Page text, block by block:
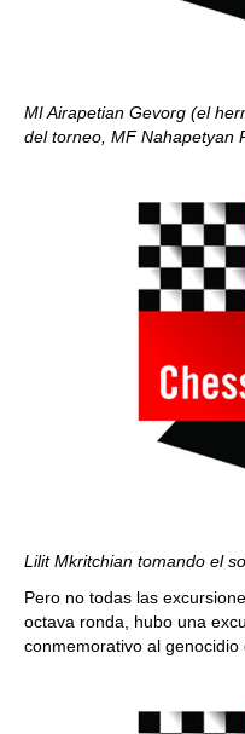
MI Airapetian Gevorg (el
del torneo, MF Nahapetyan
Lilit Mkritchian tomando el
Pero no todas las
octava ronda, hubo una
conmemorativo al genocidio